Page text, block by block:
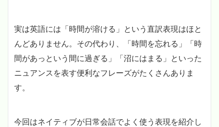
実は英語には「時間が溶ける」という直訳表現はほと
んどありません。その代わり、「時間を忘れる」「時
間があっという間に過ぎる」「沼にはまる」といった
ニュアンスを表す便利なフレーズがたくさんありま
す。
今回はネイティブが日常会話でよく使う表現を紹介し